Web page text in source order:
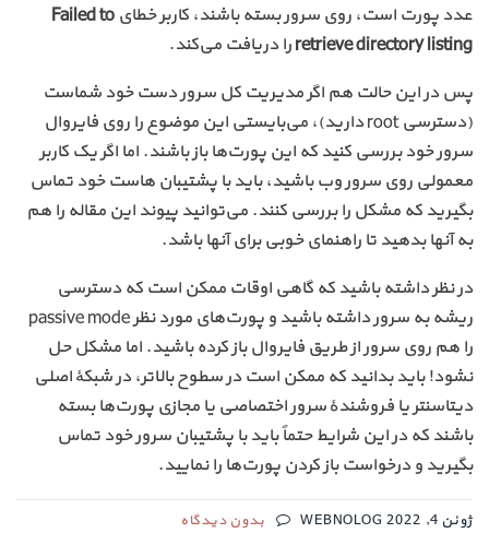
عدد پورت است، روی سرور بسته باشند، کاربر خطای Failed to
retrieve directory listingرا دریافت می‌کند.
پس در این حالت هم اگر مدیریت کل سرور دست خود شماست
(دسترسی root دارید)، می‌بایستی این موضوع را روی فایروال
سرور خود بررسی کنید که این پورت‌ها باز باشند. اما اگر یک کاربر
معمولی روی سرور وب باشید، باید با پشتیبان هاست خود تماس
بگیرید که مشکل را بررسی کنند. می‌توانید پیوند این مقاله را هم
به آنها بدهید تا راهنمای خوبی برای آنها باشد.
در نظر داشته باشید که گاهی اوقات ممکن است که دسترسی
ریشه به سرور داشته باشید و پورت‌های مورد نظر passive mode
را هم روی سرور از طریق فایروال باز کرده باشید. اما مشکل حل
نشود! باید بدانید که ممکن است در سطوح بالاتر، در شبکهٔ اصلی
دیتاسنتر یا فروشندهٔ سرور اختصاصی یا مجازی پورت‌ها بسته
باشند که در این شرایط حتماً باید با پشتیبان سرور خود تماس
بگیرید و درخواست باز کردن پورت‌ها را نمایید.
ژوئن 4, 2022 WEBNOLOG بدون دیدگاه